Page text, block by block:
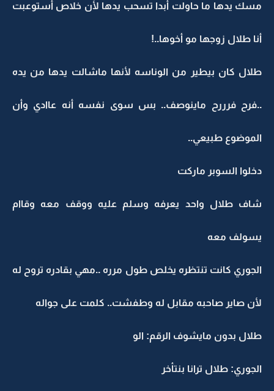
مسك يدها ما حاولت أبدا تسحب يدها لأن خلاص أستوعبت
أنا طلال زوجها مو أخوها..!
طلال كان بيطير من الوناسه لأنها ماشالت يدها من يده
..فرح فرررح ماينوصف.. بس سوى نفسه أنه عاادي وأن
الموضوع طبيعي..
دخلوا السوبر ماركت
شاف طلال واحد يعرفه وسلم عليه ووقف معه وقاام
يسولف معه
الجوري كانت تنتظره يخلص طول مرره ..مهي بقادره تروح له
لأن صاير صاحبه مقابل له وطفشت.. كلمت على جواله
طلال بدون مايشوف الرقم: الو
الجوري: طلال ترانا بنتأخر